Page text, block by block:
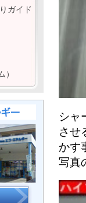
ガイド
）
シャ
させ
かす
写真